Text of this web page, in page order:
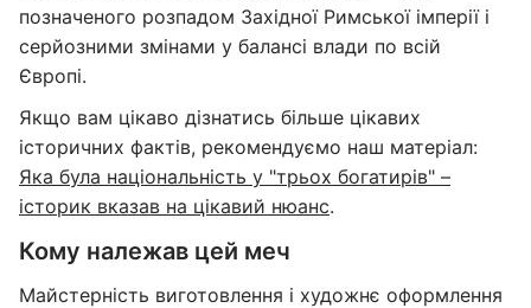
позначеного розпадом Західної Римської імперії і
серйозними змінами у балансі влади по всій
Європі.
Якщо вам цікаво дізнатись більше цікавих
історичних фактів, рекомендуємо наш матеріал:
Яка була національність у "трьох богатирів" –
історик вказав на цікавий нюанс.
Кому належав цей меч
Майстерність виготовлення і художнє оформлення